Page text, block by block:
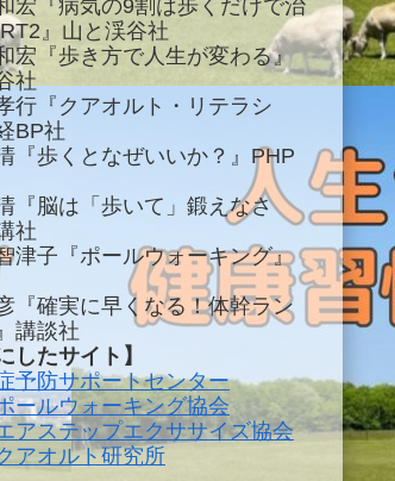
宏『病気の9割は歩くだけで治
』山と渓谷社
宏『歩き方で人生が変わる』
社
行『クアオルト・リテラシ
BP社
『歩くとなぜいいか？』PHP
『脳は「歩いて」鍛えなさ
社
津子『ポールウォーキング』
『確実に早くなる！体幹ラン
講談社
したサイト】
予防サポートセンター
ールウォーキング協会
アステップエクササイズ協会
アオルト研究所